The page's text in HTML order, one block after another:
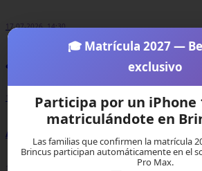
17-07-2026, 14:30
¿Qué es el interés compuesto?
15-07-2026, 17:00
Adicción al celular
🎓 Matrícula 2027 —
exclusivo
Participa por un iPhone
matriculándote en
Las familias que confirmen la matrícula
Brincus participan automáticamente en el
Pro Max.